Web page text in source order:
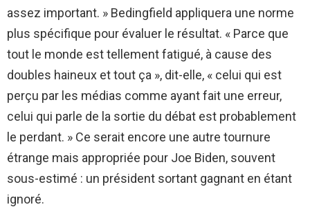
assez important. » Bedingfield appliquera une norme
plus spécifique pour évaluer le résultat. « Parce que
tout le monde est tellement fatigué, à cause des
doubles haineux et tout ça », dit-elle, « celui qui est
perçu par les médias comme ayant fait une erreur,
celui qui parle de la sortie du débat est probablement
le perdant. » Ce serait encore une autre tournure
étrange mais appropriée pour Joe Biden, souvent
sous-estimé : un président sortant gagnant en étant
ignoré.